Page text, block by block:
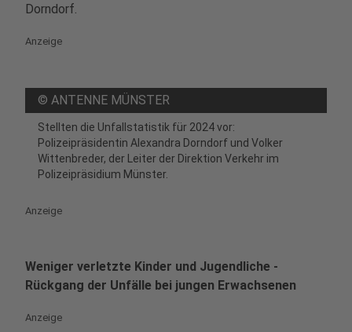
Dorndorf.
Anzeige
© ANTENNE MÜNSTER
Stellten die Unfallstatistik für 2024 vor:
Polizeipräsidentin Alexandra Dorndorf und Volker
Wittenbreder, der Leiter der Direktion Verkehr im
Polizeipräsidium Münster.
Anzeige
Weniger verletzte Kinder und Jugendliche -
Rückgang der Unfälle bei jungen Erwachsenen
Anzeige